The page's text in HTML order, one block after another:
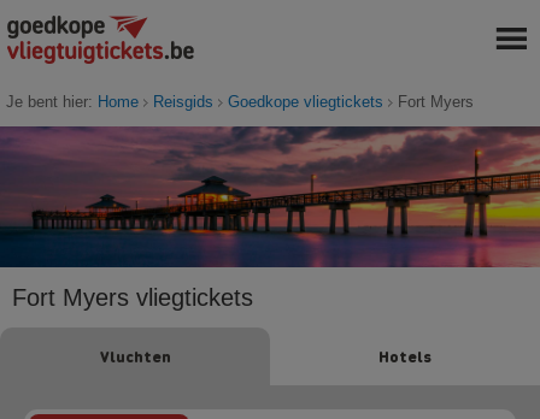
Je bent hier: Home Reisgids Goedkope vliegtickets Fort Myers
Fort Myers vliegtickets